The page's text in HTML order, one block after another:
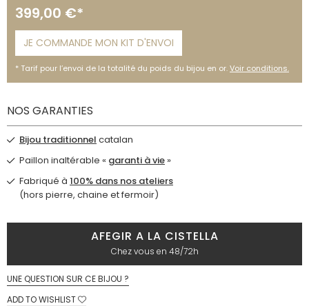
399,00 €*
Tarif pour l’envoi de la totalité du poids du bijou en or.Voir conditions.
JE COMMANDE MON KIT D'ENVOI
NOS GARANTIES
Bijou traditionnel catalan
Paillon inaltérable « garanti à vie »
Fabriqué à 100% dans nos ateliers
(hors pierre, chaine et fermoir)
AFEGIR A LA CISTELLA
Chez vous en 48/72h
UNE QUESTION SUR CE BIJOU ?
ADD TO WISHLIST